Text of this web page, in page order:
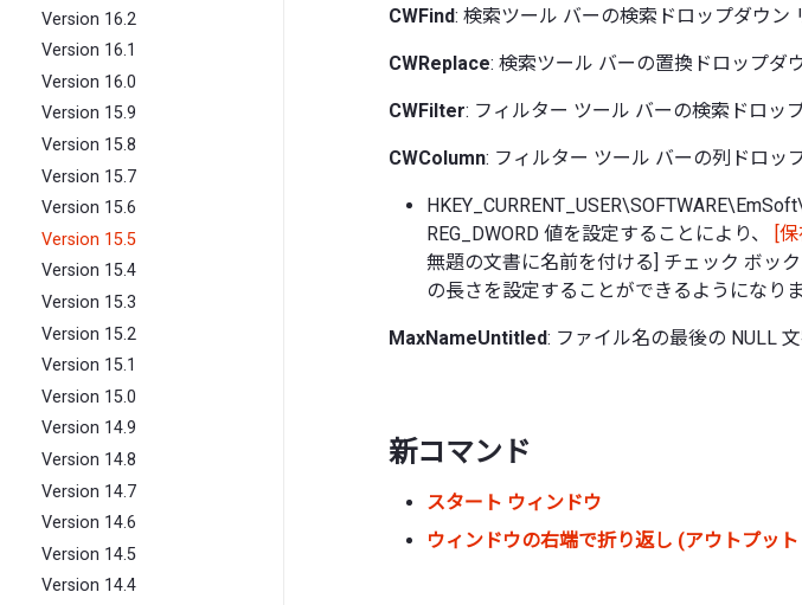
Version 16.2
Version 16.1
Version 16.0
Version 15.9
Version 15.8
Version 15.7
Version 15.6
Version 15.5
Version 15.4
Version 15.3
Version 15.2
Version 15.1
Version 15.0
Version 14.9
Version 14.8
Version 14.7
Version 14.6
Version 14.5
Version 14.4
CWFind: 検索ツール バーの検索ドロップダウン
CWReplace: 検索ツール バーの置換ドロップダ
CWFilter: フィルター ツール バーの検索ドロッ
CWColumn: フィルター ツール バーの列ドロッ
REG_DWORD 値を設定することにより、
[
無題の文書に名前を付ける] チェック ボッ
の長さを設定することができるようになりま
MaxNameUntitled: ファイル名の最後の NULL
新コマンド
スタート ウィンドウ
ウィンドウの右端で折り返し (アウトプッ